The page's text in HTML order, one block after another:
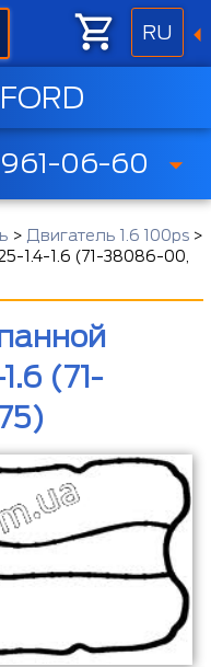
RU
06-60
> Двигатель 1.6 100ps>
1.4-1.6 (71-38086-00,
(71-